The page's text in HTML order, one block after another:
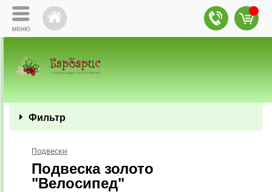
Фильтр
Подвески
Подвеска золото
"Велосипед"